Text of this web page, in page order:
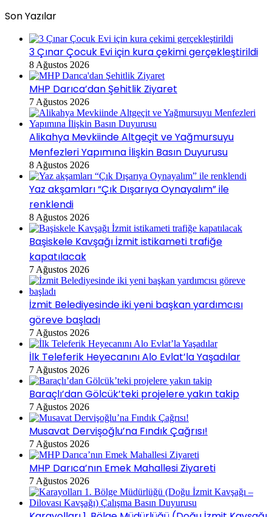
Son Yazılar
3 Çınar Çocuk Evi için kura çekimi gerçekleştirildi
8 Ağustos 2026
MHP Darıca’dan Şehitlik Ziyaret
7 Ağustos 2026
Alikahya Mevkiinde Altgeçit ve Yağmursuyu
Menfezleri Yapımına İlişkin Basın Duyurusu
8 Ağustos 2026
Yaz akşamları “Çık Dışarıya Oynayalım” ile
renklendi
8 Ağustos 2026
Başiskele Kavşağı İzmit istikameti trafiğe
kapatılacak
7 Ağustos 2026
İzmit Belediyesinde iki yeni başkan yardımcısı
göreve başladı
7 Ağustos 2026
İlk Teleferik Heyecanını Alo Evlat’la Yaşadılar
7 Ağustos 2026
Baraçlı’dan Gölcük’teki projelere yakın takip
7 Ağustos 2026
Musavat Dervişoğlu’na Fındık Çağrısı!
7 Ağustos 2026
MHP Darıca’nın Emek Mahallesi Ziyareti
7 Ağustos 2026